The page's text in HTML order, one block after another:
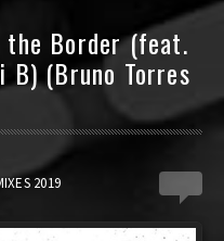
the Border (feat.
B) (Bruno Torres
2019